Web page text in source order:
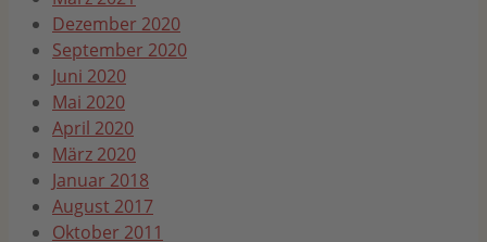
Dezember 2020
September 2020
Juni 2020
Mai 2020
April 2020
März 2020
Januar 2018
August 2017
Oktober 2011